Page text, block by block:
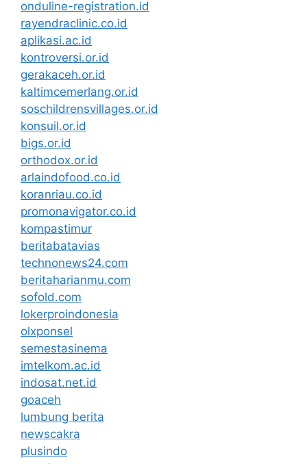
onduline-registration.id
rayendraclinic.co.id
aplikasi.ac.id
kontroversi.or.id
gerakaceh.or.id
kaltimcemerlang.or.id
soschildrensvillages.or.id
konsuil.or.id
bigs.or.id
orthodox.or.id
arlaindofood.co.id
koranriau.co.id
promonavigator.co.id
kompastimur
beritabatavias
technonews24.com
beritaharianmu.com
sofold.com
lokerproindonesia
olxponsel
semestasinema
imtelkom.ac.id
indosat.net.id
goaceh
lumbung berita
newscakra
plusindo